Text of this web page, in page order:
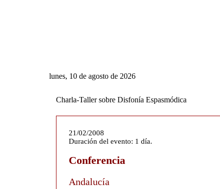
lunes, 10 de agosto de 2026
Charla-Taller sobre Disfonía Espasmódica
21/02/2008
Duración del evento: 1 día.
Conferencia
Andalucía